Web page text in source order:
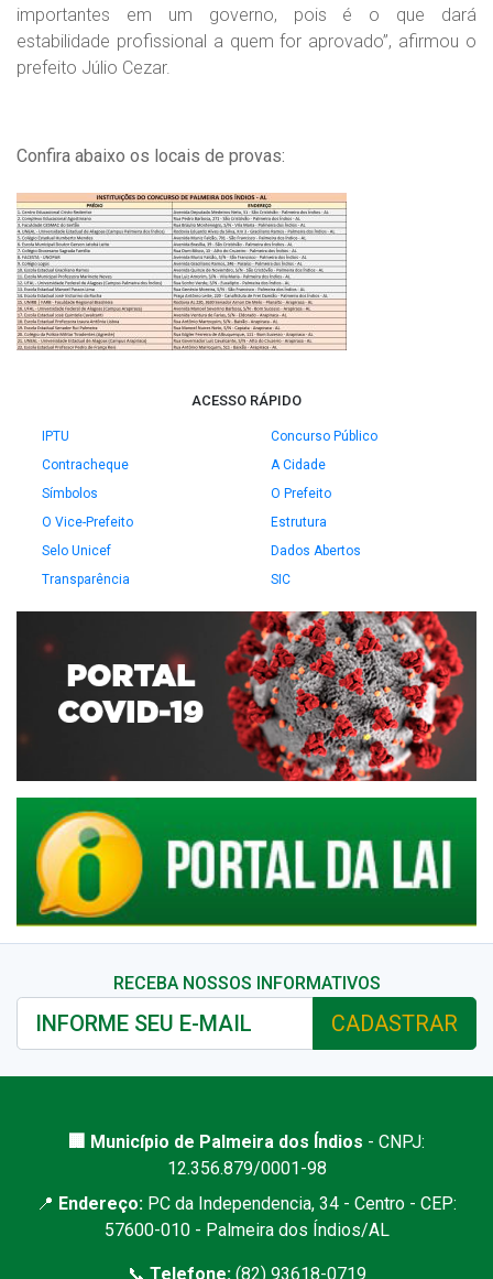
importantes em um governo, pois é o que dará
estabilidade profissional a quem for aprovado”, afirmou o
prefeito Júlio Cezar.
Confira abaixo os locais de provas:
ACESSO RÁPIDO
IPTU
Concurso Público
Contracheque
A Cidade
Símbolos
O Prefeito
O Vice-Prefeito
Estrutura
Selo Unicef
Dados Abertos
Transparência
SIC
RECEBA NOSSOS INFORMATIVOS
CADASTRAR
🏢 Município de Palmeira dos Índios - CNPJ:
12.356.879/0001-98
📍 Endereço: PC da Independencia, 34 - Centro - CEP:
57600-010 - Palmeira dos Índios/AL
📞 Telefone:(82) 93618-0719